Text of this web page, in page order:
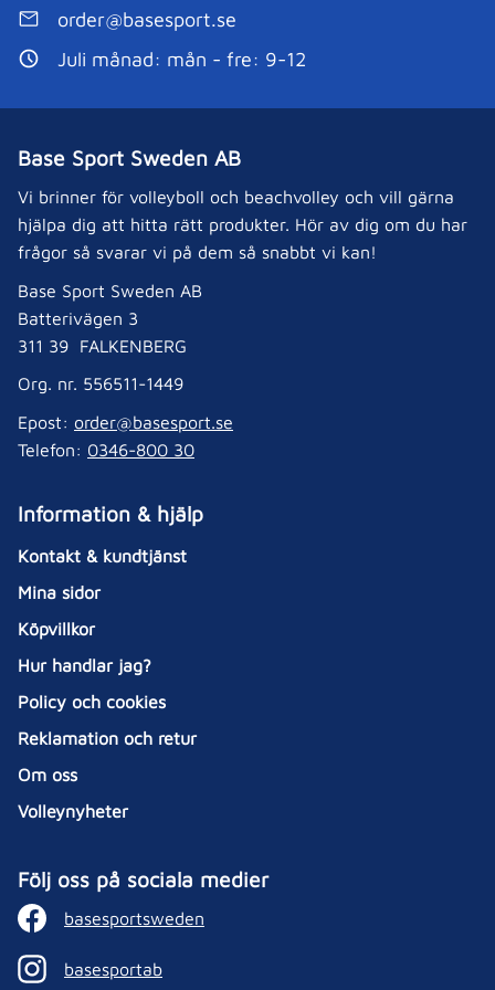
order@basesport.se
Juli månad: mån - fre: 9-12
Base Sport Sweden AB
Vi brinner för volleyboll och beachvolley och vill gärna
hjälpa dig att hitta rätt produkter. Hör av dig om du har
frågor så svarar vi på dem så snabbt vi kan!
Base Sport Sweden AB
Batterivägen 3
311 39 FALKENBERG
Org. nr. 556511-1449
Epost: order@basesport.se
Telefon: 0346-800 30
Information & hjälp
Kontakt & kundtjänst
Mina sidor
Köpvillkor
Hur handlar jag?
Policy och cookies
Reklamation och retur
Om oss
Volleynyheter
Följ oss på sociala medier
basesportsweden
basesportab